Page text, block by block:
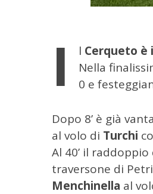
I l Cerqueto è
Nella
0 e
Dopo 8’ è già
al volo di Turchi
Al 40’ il
traversone di
Menchinella al